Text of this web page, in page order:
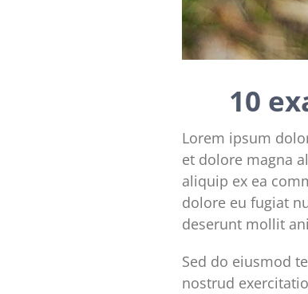
10
Lorem ipsum
et dolore magna
aliquip ex ea
dolore eu fugiat
deserunt mollit
Sed do eiusmod
nostrud